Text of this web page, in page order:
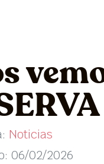
Noticias
06/02/2026